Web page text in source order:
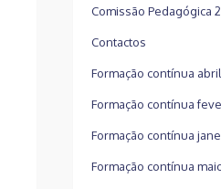
Comissão Pedagógica
Contactos
Formação contínua
Formação contínua
Formação contínua
Formação contínua